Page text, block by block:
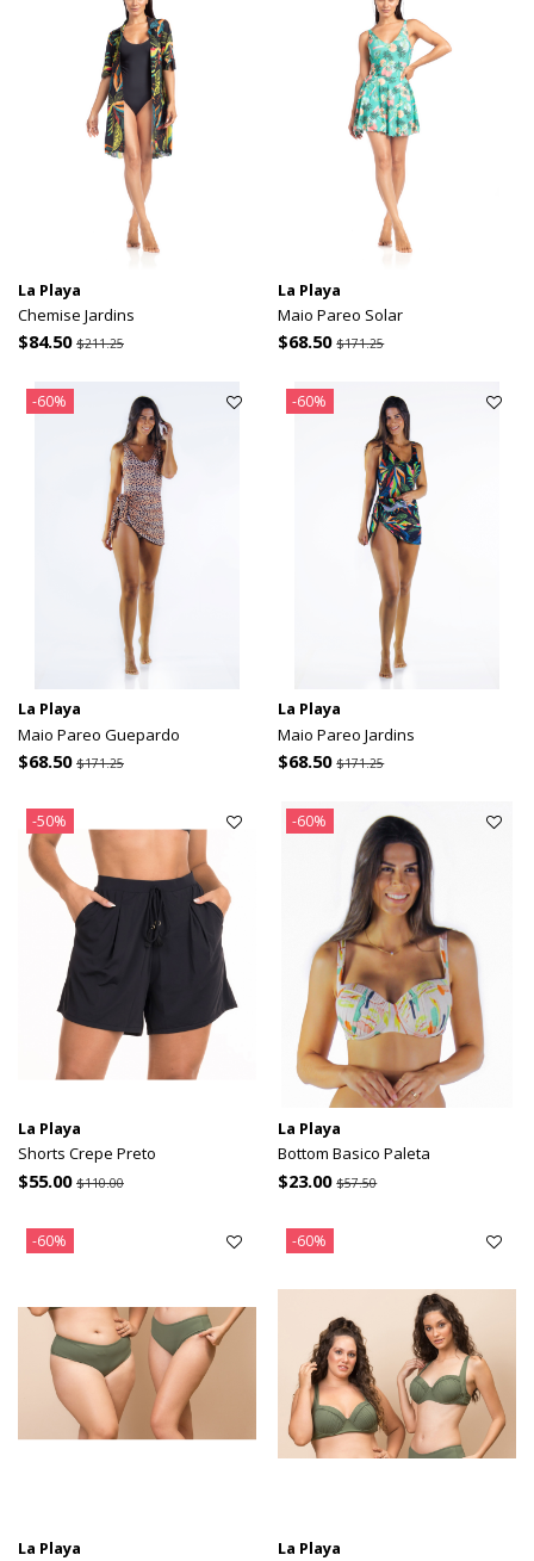
La Playa
Chemise Jardins
$84.50 $211.25
La Playa
Maio Pareo Solar
$68.50$171.25
-60%
La Playa
Maio Pareo Guepardo
$68.50 $171.25
-60%
La Playa
Maio Pareo Jardins
$68.50$171.25
-50%
La Playa
Shorts Crepe Preto
$55.00 $110.00
-60%
La Playa
Bottom Basico Paleta
$23.00$57.50
-60%
La Playa
-60%
La Playa